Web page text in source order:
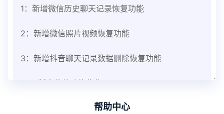
1：新增微信历史聊天记录恢复功能
2：新增微信照片视频恢复功能
3：新增抖音聊天记录数据删除恢复功能
1：优化监控终端从当前监控界面切换其他被控端手
帮助中心